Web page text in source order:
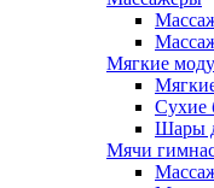
Мягкие
Сухие
Шары
Мячи